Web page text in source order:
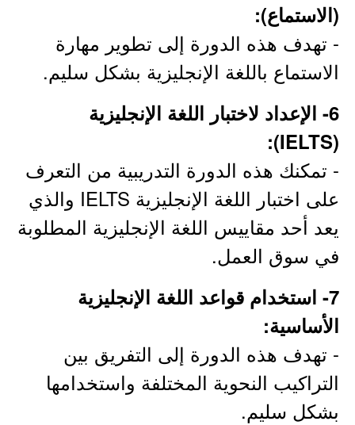
(الاستماع):
- تهدف هذه الدورة إلى تطوير مهارة
الاستماع باللغة الإنجليزية بشكل سليم.
6- الإعداد لاختبار اللغة الإنجليزية
(IELTS):
- تمكنك هذه الدورة التدريبية من التعرف
على اختبار اللغة الإنجليزية IELTS والذي
يعد أحد مقاييس اللغة الإنجليزية المطلوبة
في سوق العمل.
7- استخدام قواعد اللغة الإنجليزية
الأساسية:
- تهدف هذه الدورة إلى التفريق بين
التراكيب النحوية المختلفة واستخدامها
بشكل سليم.